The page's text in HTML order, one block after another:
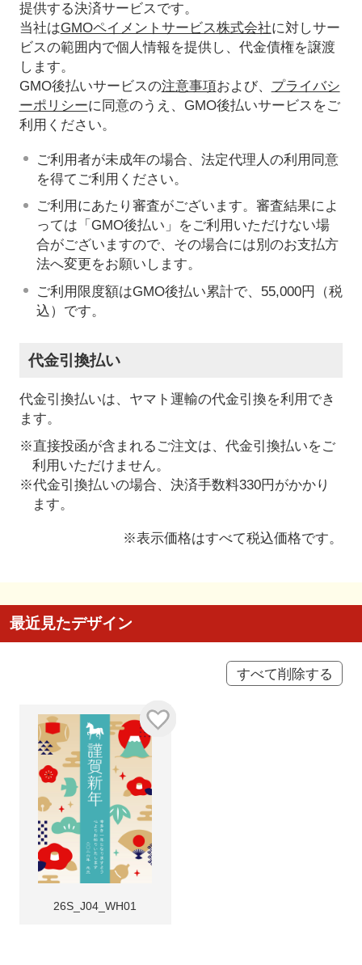
提供する決済サービスです。
当社はGMOペイメントサービス株式会社に対しサー
ビスの範囲内で個人情報を提供し、代金債権を譲渡
します。
GMO後払いサービスの注意事項および、 プライバシ
ーポリシーに同意のうえ、GMO後払いサービスをご
利用ください。
ご利用者が未成年の場合、法定代理人の利用同意
を得てご利用ください。
ご利用にあたり審査がございます。審査結果によ
っては「GMO後払い」をご利用いただけない場
合がございますので、その場合には別のお支払方
法へ変更をお願いします。
ご利用限度額はGMO後払い累計で、55,000円（税
込）です。
代金引換払い
代金引換払いは、ヤマト運輸の代金引換を利用でき
ます。
※直接投函が含まれるご注文は、代金引換払いをご
利用いただけません。
※代金引換払いの場合、決済手数料330円がかかり
ます。
※表示価格はすべて税込価格です。
最近見たデザイン
すべて削除する
26S_J04_WH01